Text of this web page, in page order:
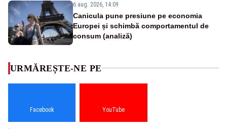
6 aug. 2026, 14:09
Canicula pune presiune pe economia
Europei și schimbă comportamentul de
consum (analiză)
URMĂREȘTE-NE PE
Facebook YouTube